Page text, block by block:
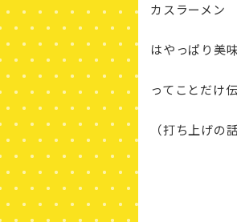
カスラーメン
はやっぱり美
ってことだけ
（打ち上げの